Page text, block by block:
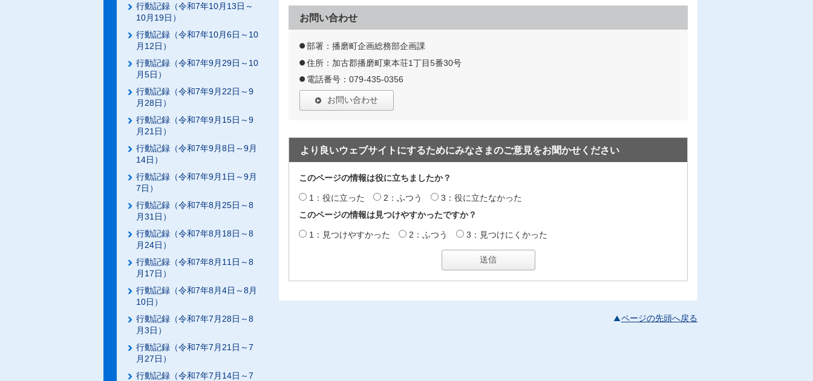
行動記録（令和7年10月13日～
10月19日）
行動記録（令和7年10月6日～10
月12日）
行動記録（令和7年9月29日～10
月5日）
行動記録（令和7年9月22日～9
月28日）
行動記録（令和7年9月15日～9
月21日）
行動記録（令和7年9月8日～9月
14日）
行動記録（令和7年9月1日～9月
7日）
行動記録（令和7年8月25日～8
月31日）
行動記録（令和7年8月18日～8
月24日）
行動記録（令和7年8月11日～8
月17日）
行動記録（令和7年8月4日～8月
10日）
行動記録（令和7年7月28日～8
月3日）
行動記録（令和7年7月21日～7
月27日）
行動記録（令和7年7月14日～7
お問い合わせ
部署：播磨町企画総務部企画課
住所：加古郡播磨町東本荘1丁目5番30号
電話番号：079-435-0356
お問い合わせ
より良いウェブサイトにするためにみなさまのご意見をお聞かせください
このページの情報は役に立ちましたか？
1：役に立った 2：ふつう
3：役に立たなかった
このページの情報は見つけやすかったですか？
1：見つけやすかった 2：ふつう 3：見つけにくかった
ページの先頭へ戻る